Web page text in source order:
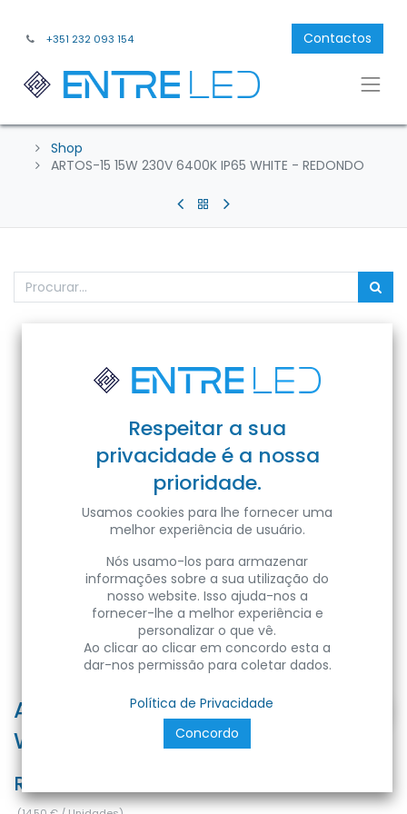
+351 232 093 154 Contactos
Shop
ARTOS-15 15W 230V 6400K IP65 WHITE - REDONDO
ARTOS-15 15W 230V 6400K IP65
WHITE - REDONDO
Ref:
Respeitar a sua
privacidade é a nossa
prioridade.
Usamos cookies para lhe fornecer uma
melhor experiência de usuário.
Nós usamo-los para armazenar
informações sobre a sua utilização do
nosso website. Isso ajuda-nos a
fornecer-lhe a melhor experiência e
personalizar o que vê.
Ao clicar ao clicar em concordo esta a
dar-nos permissão para coletar dados.
Política de Privacidade
Concordo